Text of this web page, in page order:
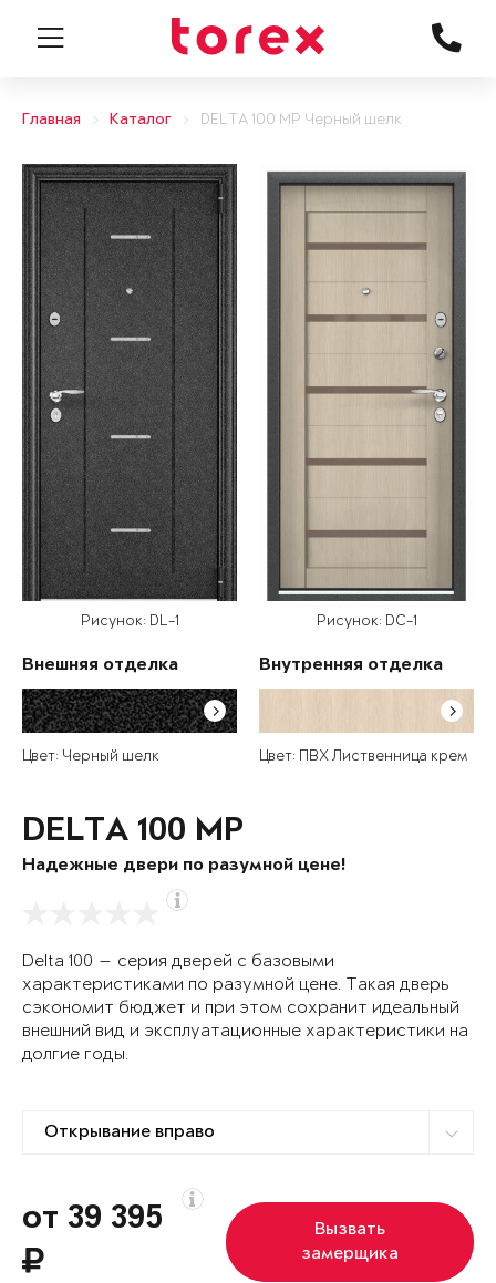
Главная Каталог DELTA 100 MP Черный шелк
Рисунок: DL-1
Внешняя отделка
Цвет: Черный шелк
Рисунок: DC-1
Внутренняя отделка
Цвет: ПВХ Лиственница крем
DELTA 100 MP
Надежные двери по разумной цене!
Delta 100 — серия дверей с базовыми
характеристиками по разумной цене. Такая дверь
сэкономит бюджет и при этом сохранит идеальный
внешний вид и эксплуатационные характеристики на
долгие годы.
от 39 395
Вызвать
замерщика